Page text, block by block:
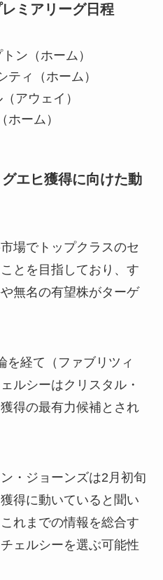
ミアリーグ日程
ン（ホーム）
ティ（ホーム）
アウェイ）
ーム）
エヒ獲得に向けた動
場でトップクラスのセ
とを目指しており、す
無名の有望株がターゲ
を経て（ファブリツィ
ルシーはクリスタル・
得の最有力候補とされ
・ジョーンズは2月初旬
得に動いていると聞い
れまでの情報を総合す
ェルシーを選ぶ可能性